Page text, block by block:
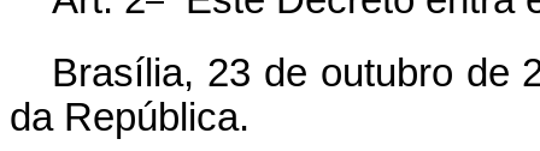
Brasília, 23 de outubro de
da República.